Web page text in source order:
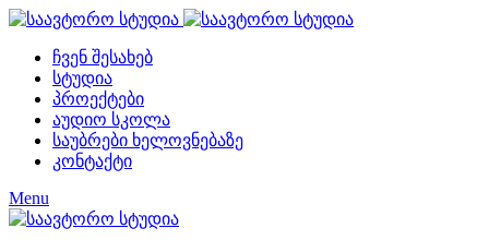
ჩვენ შესახებ
სტუდია
პროექტები
აუდიო სკოლა
საუბრები ხელოვნებაზე
კონტაქტი
Menu